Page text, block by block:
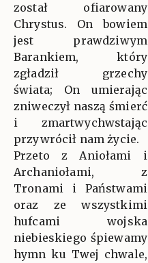
został ofiarowany
Chrystus. On bowiem
jest prawdziwym
Barankiem, który
zgładził grzechy
świata; On umierając
zniweczył naszą śmierć
i zmartwychwstając
przywrócił nam życie.
Przeto z Aniołami i
Archaniołami, z
Tronami i Państwami
oraz ze wszystkimi
hufcami wojska
niebieskiego śpiewamy
hymn ku Twej chwale,